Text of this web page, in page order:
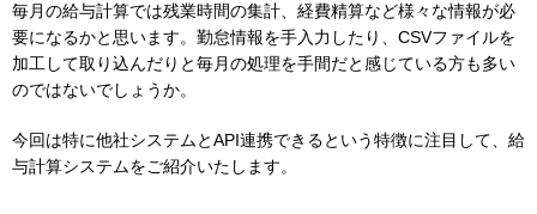
毎月の給与計算では残業時間の集計、経費精算など様々な情報が必
要になるかと思います。勤怠情報を手入力したり、CSVファイルを
加工して取り込んだりと毎月の処理を手間だと感じている方も多い
のではないでしょうか。
今回は特に他社システムとAPI連携できるという特徴に注目して、給
与計算システムをご紹介いたします。